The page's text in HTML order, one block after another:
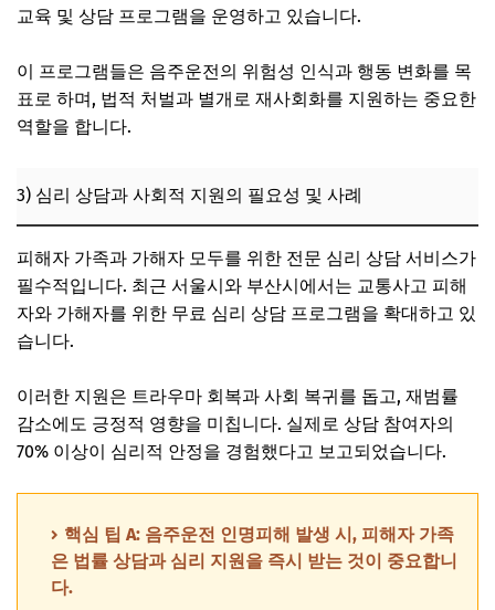
교육 및 상담 프로그램을 운영하고 있습니다.
이 프로그램들은 음주운전의 위험성 인식과 행동 변화를 목
표로 하며, 법적 처벌과 별개로 재사회화를 지원하는 중요한
역할을 합니다.
3) 심리 상담과 사회적 지원의 필요성 및 사례
피해자 가족과 가해자 모두를 위한 전문 심리 상담 서비스가
필수적입니다. 최근 서울시와 부산시에서는 교통사고 피해
자와 가해자를 위한 무료 심리 상담 프로그램을 확대하고 있
습니다.
이러한 지원은 트라우마 회복과 사회 복귀를 돕고, 재범률
감소에도 긍정적 영향을 미칩니다. 실제로 상담 참여자의
70% 이상이 심리적 안정을 경험했다고 보고되었습니다.
핵심 팁 A: 음주운전 인명피해 발생 시, 피해자 가족
은 법률 상담과 심리 지원을 즉시 받는 것이 중요합니
다.